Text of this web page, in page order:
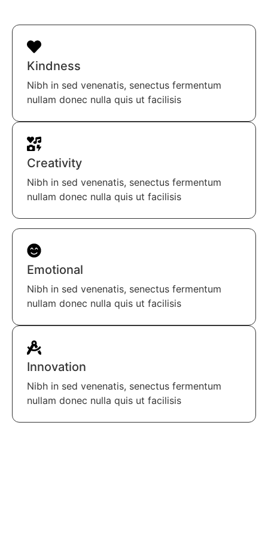
Kindness
Nibh in sed venenatis, senectus fermentum
nullam donec nulla quis ut facilisis
Creativity
Nibh in sed venenatis, senectus fermentum
nullam donec nulla quis ut facilisis
Emotional
Nibh in sed venenatis, senectus fermentum
nullam donec nulla quis ut facilisis
Innovation
Nibh in sed venenatis, senectus fermentum
nullam donec nulla quis ut facilisis